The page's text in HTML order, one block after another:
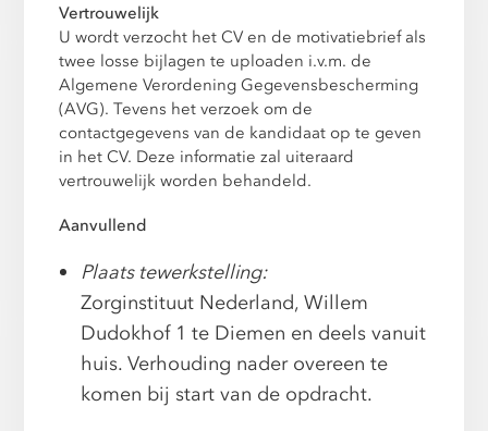
Vertrouwelijk
U wordt verzocht het CV en de motivatiebrief als
twee losse bijlagen te uploaden i.v.m. de
Algemene Verordening Gegevensbescherming
(AVG). Tevens het verzoek om de
contactgegevens van de kandidaat op te geven
in het CV. Deze informatie zal uiteraard
vertrouwelijk worden behandeld.
Aanvullend
Plaats tewerkstelling:
Zorginstituut Nederland, Willem
Dudokhof 1 te Diemen en deels vanuit
huis. Verhouding nader overeen te
komen bij start van de opdracht.